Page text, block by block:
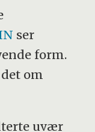
ser
form.
om
uvær